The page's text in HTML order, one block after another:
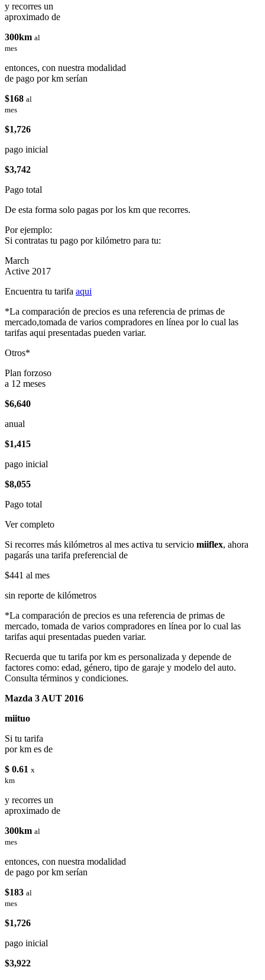
y recorres un
aproximado de
300km al
mes
entonces, con nuestra modalidad
de pago por km serían
$168 al
mes
$1,726
pago inicial
$3,742
Pago total
De esta forma solo pagas por los km que recorres.
Por ejemplo:
Si contratas tu pago por kilómetro para tu:
March
Active 2017
Encuentra tu tarifa aqui
*La comparación de precios es una referencia de primas de
mercado,tomada de varios compradores en línea por lo cual las
tarifas aqui presentadas pueden variar.
Otros*
Plan forzoso
a 12 meses
$6,640
anual
$1,415
pago inicial
$8,055
Pago total
Ver completo
Si recorres más kilómetros al mes activa tu servicio miiflex, ahora
pagarás una tarifa preferencial de
$441 al mes
sin reporte de kilómetros
*La comparación de precios es una referencia de primas de
mercado, tomada de varios compradores en línea por lo cual las
tarifas aqui presentadas pueden variar.
Recuerda que tu tarifa por km es personalizada y depende de
factores como: edad, género, tipo de garaje y modelo del auto.
Consulta términos y condiciones.
Mazda 3 AUT 2016
miituo
Si tu tarifa
por km es de
$ 0.61 x
km
y recorres un
aproximado de
300km al
mes
entonces, con nuestra modalidad
de pago por km serían
$183 al
mes
$1,726
pago inicial
$3,922